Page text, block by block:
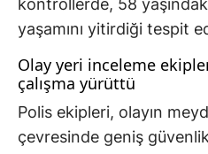
kontrollerde, 58
yaşamını yitirdiği tespit
Olay yeri inceleme
çalışma yürüttü
Polis ekipleri, olayın
çevresinde geniş